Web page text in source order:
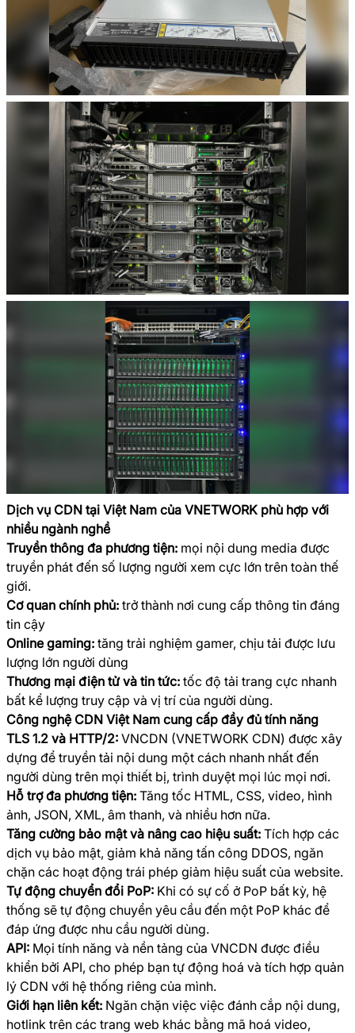
Dịch vụ CDN tại Việt Nam của VNETWORK phù hợp với
nhiều ngành nghề
Truyền thông đa phương tiện: mọi nội dung media được
truyền phát đến số lượng người xem cực lớn trên toàn thế
giới.
Cơ quan chính phủ: trở thành nơi cung cấp thông tin đáng
tin cậy
Online gaming: tăng trải nghiệm gamer, chịu tải được lưu
lượng lớn người dùng
Thương mại điện tử và tin tức: tốc độ tải trang cực nhanh
bất kể lượng truy cập và vị trí của người dùng.
Công nghệ CDN Việt Nam cung cấp đầy đủ tính năng
TLS 1.2 và HTTP/2: VNCDN (VNETWORK CDN) được xây
dựng để truyền tải nội dung một cách nhanh nhất đến
người dùng trên mọi thiết bị, trình duyệt mọi lúc mọi nơi.
Hỗ trợ đa phương tiện: Tăng tốc HTML, CSS, video, hình
ảnh, JSON, XML, âm thanh, và nhiều hơn nữa.
Tăng cường bảo mật và nâng cao hiệu suất: Tích hợp các
dịch vụ bảo mật, giảm khả năng tấn công DDOS, ngăn
chặn các hoạt động trái phép giảm hiệu suất của website.
Tự động chuyển đổi PoP: Khi có sự cố ở PoP bất kỳ, hệ
thống sẽ tự động chuyển yêu cầu đến một PoP khác để
đáp ứng được nhu cầu người dùng.
API: Mọi tính năng và nền tảng của VNCDN được điều
khiển bởi API, cho phép bạn tự động hoá và tích hợp quản
lý CDN với hệ thống riêng của mình.
Giới hạn liên kết: Ngăn chặn việc việc đánh cắp nội dung,
hotlink trên các trang web khác bằng mã hoá video,